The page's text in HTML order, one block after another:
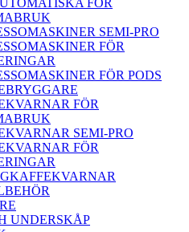
FÖR
SEMI-PRO
FÖR
FÖR PODS
FÖR
SEMI-PRO
FÖR
UNDERSKÅP